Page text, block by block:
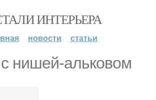
ИНТЕРЬЕРА
новости статьи
нишей-альковом